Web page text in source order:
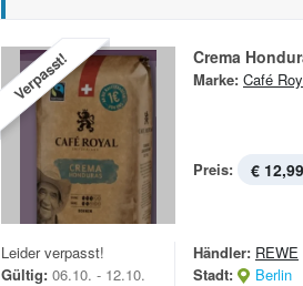
Verpasst! Crema
Marke: Café
Preis: € 12,99
Leider verpasst!
Gültig: 06.10. - 12.10.
Händler: REWE
Stadt:
Berlin